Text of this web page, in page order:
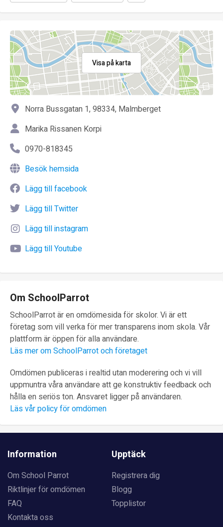
Visa på karta
Norra Bussgatan 1, 98334, Malmberget
Marika Rissanen Korpi
0970-818345
Besök hemsida
Lägg till facebook
Lägg till Twitter
Lägg till instagram
Lägg till Youtube
Om SchoolParrot
SchoolParrot är en omdömesida för skolor. Vi är ett
företag som vill verka för mer transparens inom skola. Vår
plattform är öppen för alla användare.
Läs mer om SchoolParrot och företaget
Omdömen publiceras i realtid utan moderering och vi vill
uppmuntra våra användare att ge konstruktiv feedback och
hålla en seriös ton. Ansvaret ligger på användaren.
Läs vår policy för omdömen
Information
Om School Parrot
Riktlinjer för omdömen
FAQ
Kontakta oss
Upptäck
Registrera dig
Blogg
Topplistor